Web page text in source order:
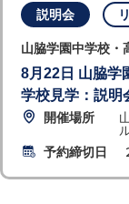
説明会
山脇学園中学校・
8月22日 山脇学
学校見学：説明
開催場所
予約締切日